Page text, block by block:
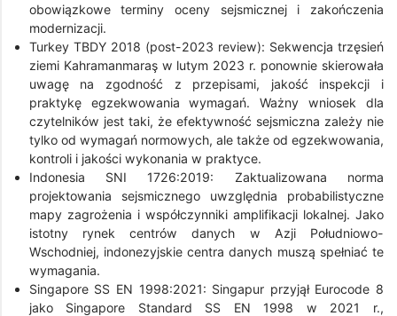
obowiązkowe terminy oceny sejsmicznej i zakończenia
modernizacji.
Turkey TBDY 2018 (post-2023 review): Sekwencja trzęsień
ziemi Kahramanmaraş w lutym 2023 r. ponownie skierowała
uwagę na zgodność z przepisami, jakość inspekcji i
praktykę egzekwowania wymagań. Ważny wniosek dla
czytelników jest taki, że efektywność sejsmiczna zależy nie
tylko od wymagań normowych, ale także od egzekwowania,
kontroli i jakości wykonania w praktyce.
Indonesia SNI 1726:2019: Zaktualizowana norma
projektowania sejsmicznego uwzględnia probabilistyczne
mapy zagrożenia i współczynniki amplifikacji lokalnej. Jako
istotny rynek centrów danych w Azji Południowo-
Wschodniej, indonezyjskie centra danych muszą spełniać te
wymagania.
Singapore SS EN 1998:2021: Singapur przyjął Eurocode 8
jako Singapore Standard SS EN 1998 w 2021 r.,